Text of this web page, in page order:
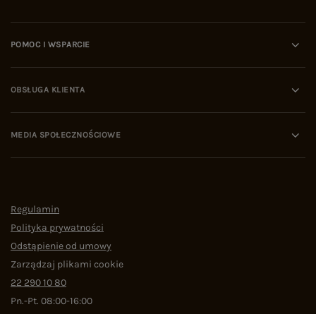
POMOC I WSPARCIE
OBSŁUGA KLIENTA
MEDIA SPOŁECZNOŚCIOWE
Regulamin
Polityka prywatności
Odstąpienie od umowy
Zarządzaj plikami cookie
22 290 10 80
Pn.-Pt. 08:00-16:00